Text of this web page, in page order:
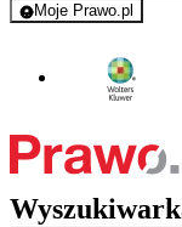
Moje Prawo.pl
- rejestracja i